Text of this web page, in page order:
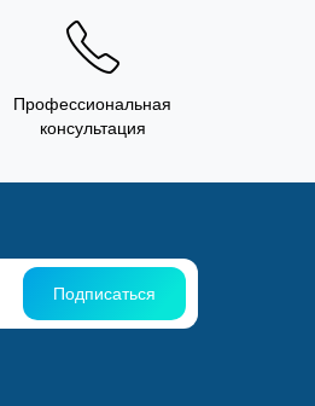
Профессиональная
консультация
Подписаться